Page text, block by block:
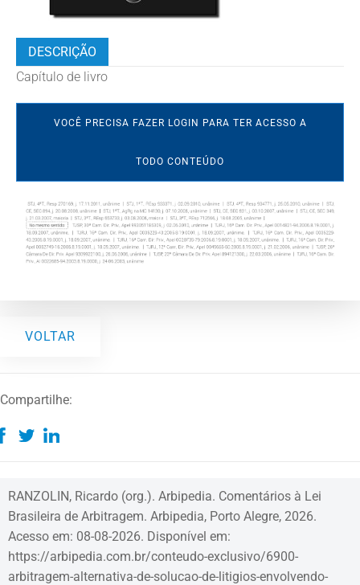
DESCRIÇÃO
Capítulo de livro
VOCÊ PRECISA FAZER LOGIN PARA TER ACESSO A
TODO CONTEÚDO
VOLTAR
Compartilhe:
RANZOLIN, Ricardo (org.). Arbipedia. Comentários à Lei
Brasileira de Arbitragem. Arbipedia, Porto Alegre, 2026.
Acesso em: 08-08-2026. Disponível em:
https://arbipedia.com.br/conteudo-exclusivo/6900-
arbitragem-alternativa-de-solucao-de-litigios-envolvendo-